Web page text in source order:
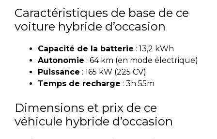
Caractéristiques de base de ce
voiture hybride d’occasion
Capacité de la batterie : 13,2 kWh
Autonomie : 64 km (en mode électrique)
Puissance : 165 kW (225 CV)
Temps de recharge : 3h 55m
Dimensions et prix de ce
véhicule hybride d’occasion